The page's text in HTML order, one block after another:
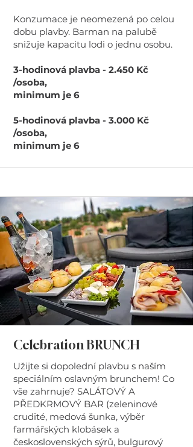
Konzumace je neomezená po celou
dobu plavby. Barman na palubě
snižuje kapacitu lodi o jednu osobu.
3-hodinová plavba - 2.450 Kč
/osoba,
minimum je 6
5-hodinová plavba - 3.000 Kč
/osoba,
minimum je 6
Celebration BRUNCH
Užijte si dopolední plavbu s naším
speciálním oslavným brunchem! Co
vše zahrnuje? SALÁTOVÝ A
PŘEDKRMOVÝ BAR (zeleninové
crudité, medová šunka, výběr
farmářských klobásek a
československých sýrů, bulgurový